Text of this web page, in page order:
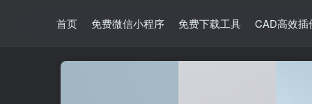
首页 免费微信小程序 免费下载工具 CAD高效插